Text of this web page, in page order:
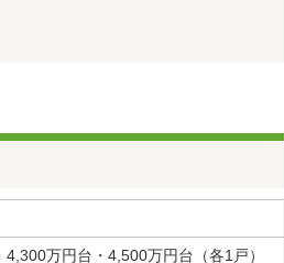
万円台・4,500万円台（各1戸）